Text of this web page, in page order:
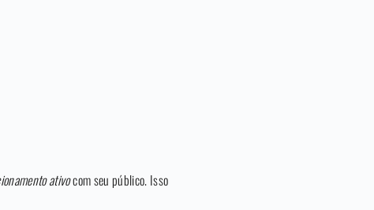
ativocom seu público. Isso